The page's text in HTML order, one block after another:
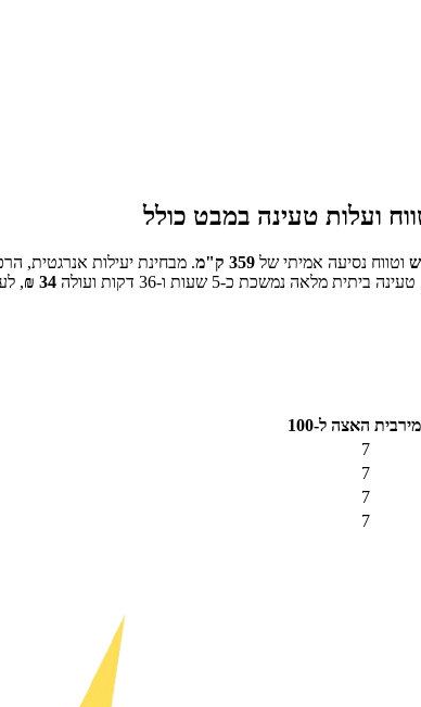
ועלות טעינה במבט כולל
וטווח נסיעה אמיתי של 359 ק"מ. מבחינת יעילות אנרגטית,
טעינה ביתית מלאה נמשכת כ-5 שעות ו-36 דקות ועולה 34
₪
,
האצה ל-100
7
7
7
7